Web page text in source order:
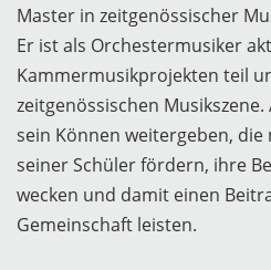
Master in zeitgenössischer
Er ist als Orchestermusiker
Kammermusikprojekten teil
zeitgenössischen
sein Können weitergeben,
seiner Schüler fördern, ihre
wecken und damit einen
Gemeinschaft leisten.